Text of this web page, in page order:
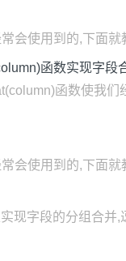
会使用到的,下面
函数实现字段
函数使我
会使用到的,下面
现字段的分组合并,